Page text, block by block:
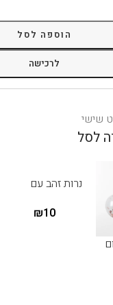
הוספה לסל
לרכישה
שישי
לסל
נרות זהב עם
₪10